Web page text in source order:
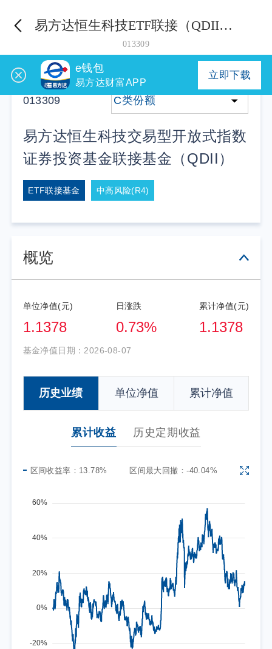
易方达恒生科技ETF联接（QDII）C
013309
013309 C类份额
易方达恒生科技交易型开放式指数
证券投资基金联接基金（QDII）
ETF联接基金 中高风险(R4)
概览
单位净值(元)
1.1378
日涨跌
0.73%
累计净值(元)
1.1378
基金净值日期： 2026-08-07
历史业绩 单位净值 累计净值
累计收益 历史定期收益
区间收益率： 13.78% 区间最大回撤：-40.04%
e钱包
易方达财富APP
立即下载